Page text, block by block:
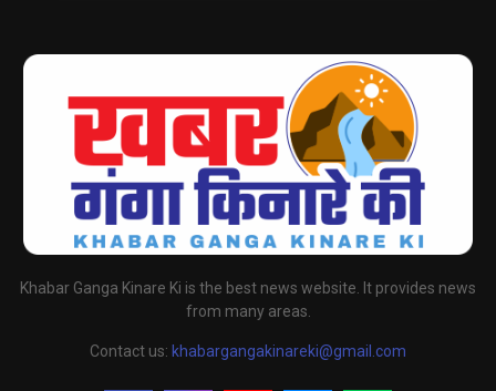
Khabar Ganga Kinare Ki is the best news website. It provides news
from many areas.
Contact us: khabargangakinareki@gmail.com